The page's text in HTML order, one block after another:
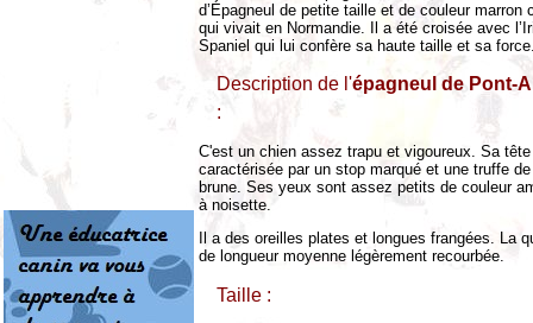
d’Épagneul de petite taille et de couleur marron
qui vivait en Normandie. Il a été croisée avec
Spaniel qui lui confère sa haute taille et sa
Description de l'épagneul de Pont-
:
C'est un chien assez trapu et vigoureux. Sa
caractérisée par un stop marqué et une truffe
brune. Ses yeux sont assez petits de couleur
à noisette.
Il a des oreilles plates et longues frangées. La
de longueur moyenne légèrement recourbée.
Taille :